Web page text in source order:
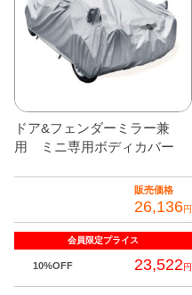
で
複
数
リ
エ
ー
が
あ
ドア&フェンダーミラー兼
用 ミニ専用ボディカバー
販売価格
26,136円
会員限定プライス
10%OFF 23,522円